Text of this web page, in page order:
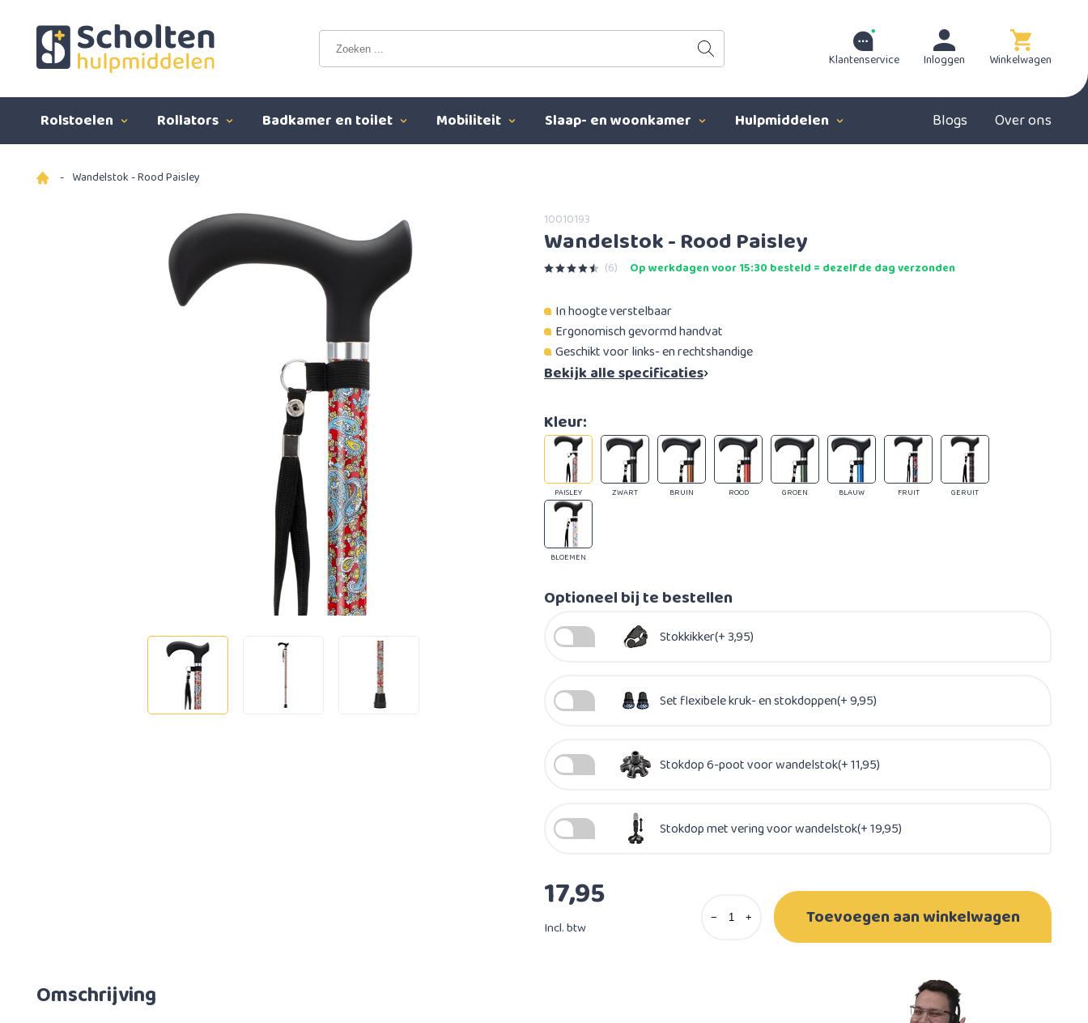
Klantenservice Inloggen Winkelwagen
Rolstoelen Rollators Badkamer en toilet Mobiliteit Slaap- en woonkamer Hulpmiddelen Blogs Over ons
- Wandelstok - Rood Paisley
10010193
Wandelstok - Rood Paisley
(6) Op werkdagen voor 15:30 besteld = dezelfde dag verzonden
In hoogte verstelbaar
Ergonomisch gevormd handvat
Geschikt voor links- en rechtshandige
Bekijk alle specificaties
ZWART BRUIN ROOD GROEN BLAUW FRUIT GERUIT
BLOEMEN
Kleur:
PAISLEY
Optioneel bij te bestellen
Stokkikker(+ 3,95)
Set flexibele kruk- en stokdoppen(+ 9,95)
Stokdop 6-poot voor wandelstok(+ 11,95)
Stokdop met vering voor wandelstok(+ 19,95)
17,95
Incl. btw
− + Toevoegen aan winkelwagen
Omschrijving